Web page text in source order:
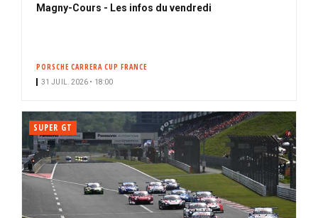
Magny-Cours - Les infos du vendredi
PORSCHE CARRERA CUP FRANCE
31 JUIL. 2026 • 18:00
SUPER GT